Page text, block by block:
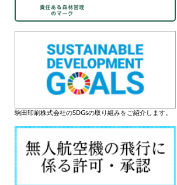
駒田印刷株式会社のSDGsの取り組みをご紹介します。